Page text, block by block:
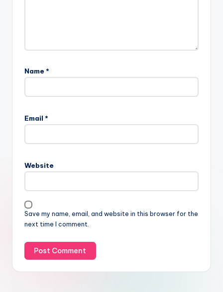
Name *
Email *
Website
Save my name, email, and website in this browser for the
next time I comment.